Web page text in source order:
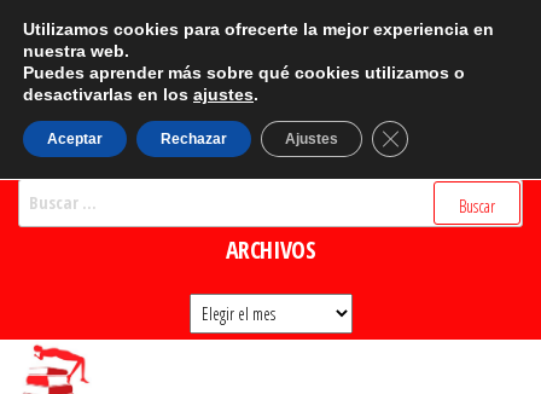
Saltar
contenido
CATEGORÍAS
Categorías
BUSCADOR
ARCHIVOS
Archivos
Utilizamos cookies para ofrecerte la mejor experiencia en
nuestra web.
Puedes aprender más sobre qué cookies utilizamos o
desactivarlas en los ajustes.
Aceptar Rechazar Ajustes Cerrar el banner